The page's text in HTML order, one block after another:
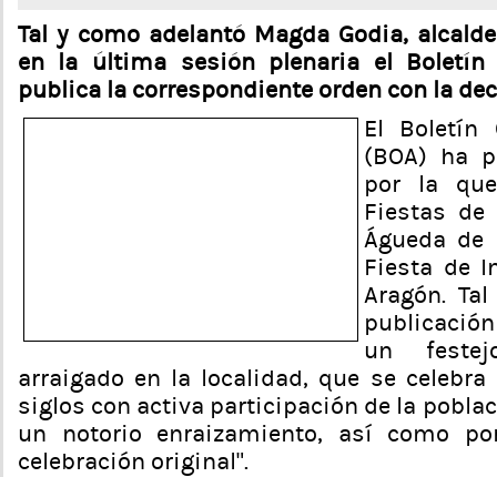
Tal y como adelantó Magda Godia,
en la última sesión plenaria el Boletín
publica la correspondiente orden con la
El Boletín
(BOA) ha
por la
Fiestas
Águeda de
Fiesta de
Aragón.
un
arraigado en la localidad, que se celebra
siglos con activa participación de la
un notorio enraizamiento, así como
celebración original”.